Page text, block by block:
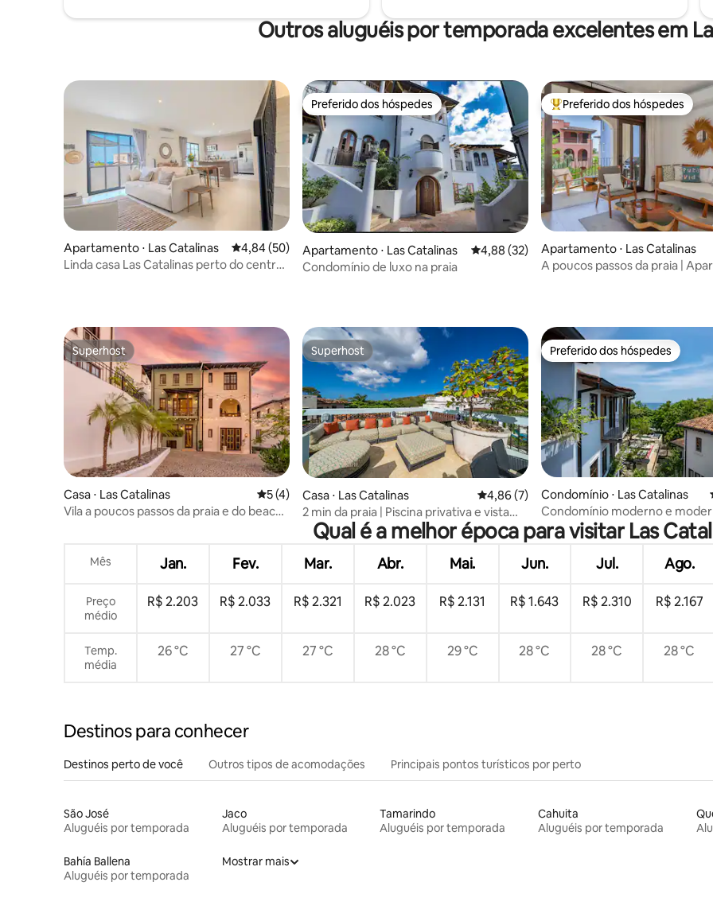
Outros aluguéis por temporada excelentes em
Apartamento ⋅ Las Catalinas 4,84 de uma avaliação média de 5, 50 avaliações
4,84 (50)
Linda casa Las Catalinas perto do centro
Preferido dos hóspedes
Preferido dos hóspedes
Apartamento ⋅ Las Catalinas 4,88 de uma avaliação média de 5, 32
4,88 (32)
Condomínio de luxo na praia
Entre os melhores preferidos
Preferido dos hóspedes
Apartamento ⋅ Las Catalinas
A poucos passos da praia |
Superhost
Superhost
Casa ⋅ Las Catalinas 5 de uma avaliação média de 5, 4 avaliações
5 (4)
Vila a poucos passos da praia e do beach
Superhost
Superhost
Casa ⋅ Las Catalinas 4,86 de uma avaliação média de 5, 7
4,86 (7)
2 min da praia | Piscina privativa e vista
360° do terraço
Preferido dos hóspedes
Preferido dos hóspedes
Condomínio ⋅ Las Catalinas
Condomínio moderno e
vista para o mar e clube de
Qual é a melhor época para visitar Las
Mês Jan. Fev. Mar. Abr. Mai. Jun. Jul. Ago.
Preço
médio
R$ 2.203 R$ 2.033 R$ 2.321 R$ 2.023 R$ 2.131 R$ 1.643 R$ 2.310 R$ 2.167
Temp.
média
26 °C 27 °C 27 °C 28 °C 29 °C 28 °C 28 °C 28 °C
Destinos para conhecer
Destinos perto de você Outros tipos de acomodações Principais pontos turísticos por perto
São José
Aluguéis por temporada
Jaco
Aluguéis por temporada
Tamarindo
Aluguéis por temporada
Cahuita
Aluguéis por temporada
Bahía Ballena
Aluguéis por temporada
Mostrar mais